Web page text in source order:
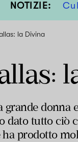
NOTIZIE:
la Divina
grande donna
dato tutto ciò
prodotto